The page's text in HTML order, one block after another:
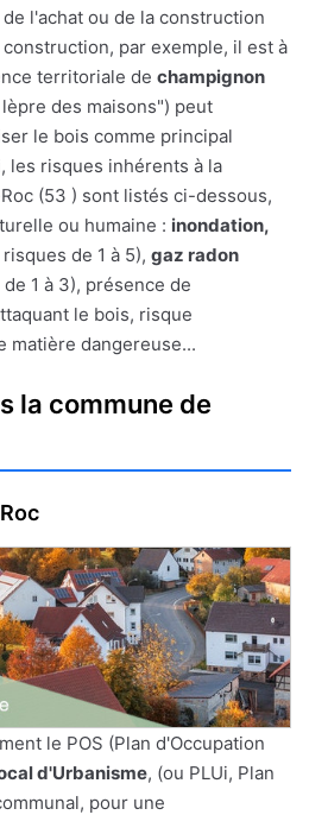
l'achat ou de la construction
par exemple, il est à
territoriale de champignon
des maisons") peut
le bois comme principal
les risques inhérents à la
(53 ) sont listés ci-dessous,
ou humaine : inondation,
de 1 à 5), gaz radon
1 à 3), présence de
le bois, risque
matière dangereuse...
la commune de
le POS (Plan d'Occupation
d'Urbanisme, (ou PLUi, Plan
pour une